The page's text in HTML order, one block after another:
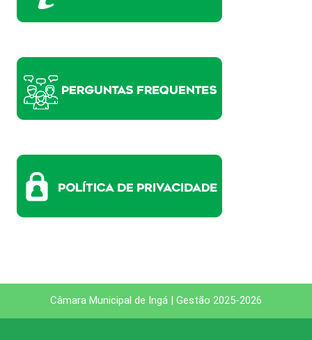
Câmara Municipal de Ingá | Gestão 2025-2026